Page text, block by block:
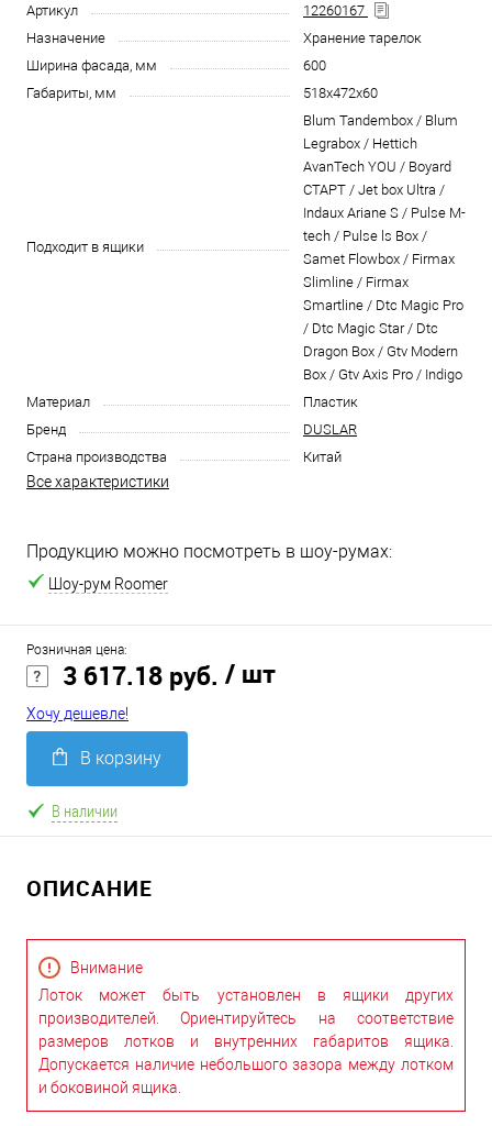
Артикул
12260167
Назначение
Хранение тарелок
Ширина фасада, мм
600
Габариты, мм
518x472x60
Подходит в ящики
Blum Tandembox / Blum
Legrabox / Hettich
AvanTech YOU / Boyard
СТАРТ / Jet box Ultra /
Indaux Ariane S / Pulse M-
tech / Pulse ls Box /
Samet Flowbox / Firmax
Slimline / Firmax
Smartline / Dtc Magic Pro
/ Dtc Magic Star / Dtc
Dragon Box / Gtv Modern
Box / Gtv Axis Pro / Indigo
Материал
Пластик
Бренд
DUSLAR
Страна производства
Китай
Все характеристики
Продукцию можно посмотреть в шоу-румах:
Шоу-рум Roomer
Розничная цена:
3 617.18 руб. / шт
Хочу дешевле!
В корзину
В наличии
ОПИСАНИЕ
Внимание
Лоток может быть установлен в ящики других
производителей. Ориентируйтесь на соответствие
размеров лотков и внутренних габаритов ящика.
Допускается наличие небольшого зазора между лотком
и боковиной ящика.